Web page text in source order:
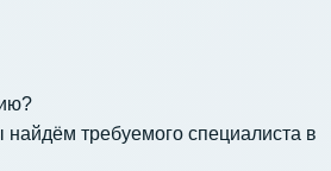
требуемого специалиста в